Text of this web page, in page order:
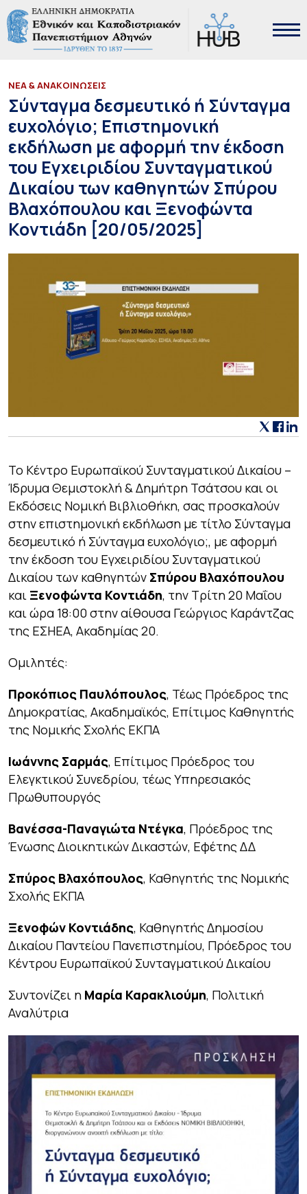
ΝΕΑ & ΑΝΑΚΟΙΝΩΣΕΙΣ
Σύνταγμα δεσμευτικό ή Σύνταγμα
ευχολόγιο; Επιστημονική
εκδήλωση με αφορμή την έκδοση
του Εγχειριδίου Συνταγματικού
Δικαίου των καθηγητών Σπύρου
Βλαχόπουλου και Ξενοφώντα
Κοντιάδη [20/05/2025]
Το Κέντρο Ευρωπαϊκού Συνταγματικού Δικαίου –
Ίδρυμα Θεμιστοκλή & Δημήτρη Τσάτσου και οι
Εκδόσεις Νομική Βιβλιοθήκη, σας προσκαλούν
στην επιστημονική εκδήλωση με τίτλο Σύνταγμα
δεσμευτικό ή Σύνταγμα ευχολόγιο;, με αφορμή
την έκδοση του Εγχειριδίου Συνταγματικού
Δικαίου των καθηγητών Σπύρου Βλαχόπουλου
και Ξενοφώντα Κοντιάδη, την Τρίτη 20 Μαΐου
και ώρα 18:00 στην αίθουσα Γεώργιος Καράντζας
της ΕΣΗΕΑ, Ακαδημίας 20.
Ομιλητές:
Προκόπιος Παυλόπουλος, Τέως Πρόεδρος της
Δημοκρατίας, Ακαδημαϊκός, Επίτιμος Καθηγητής
της Νομικής Σχολής ΕΚΠΑ
Ιωάννης Σαρμάς, Επίτιμος Πρόεδρος του
Ελεγκτικού Συνεδρίου, τέως Υπηρεσιακός
Πρωθυπουργός
Βανέσσα-Παναγιώτα Ντέγκα, Πρόεδρος της
Ένωσης Διοικητικών Δικαστών, Εφέτης ΔΔ
Σπύρος Βλαχόπουλος, Καθηγητής της Νομικής
Σχολής ΕΚΠΑ
Ξενοφών Κοντιάδης, Καθηγητής Δημοσίου
Δικαίου Παντείου Πανεπιστημίου, Πρόεδρος του
Κέντρου Ευρωπαϊκού Συνταγματικού Δικαίου
Συντονίζει η Μαρία Καρακλιούμη, Πολιτική
Αναλύτρια